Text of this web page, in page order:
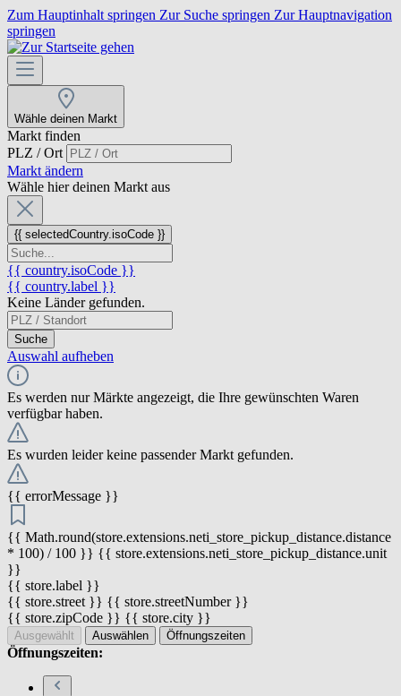
Zum Hauptinhalt springen Zur Suche springen Zur Hauptnavigation
springen
Wähle deinen Markt
Markt finden
PLZ / Ort
Markt ändern
Wähle hier deinen Markt aus
{{ selectedCountry.isoCode }}
{{ country.isoCode }}
{{ country.label }}
Keine Länder gefunden.
Suche
Auswahl aufheben
Es werden nur Märkte angezeigt, die Ihre gewünschten Waren
verfügbar haben.
Es wurden leider keine passender Markt gefunden.
{{ errorMessage }}
{{ Math.round(store.extensions.neti_store_pickup_distance.distance
* 100) / 100 }} {{ store.extensions.neti_store_pickup_distance.unit
}}
{{ store.label }}
{{ store.street }} {{ store.streetNumber }}
{{ store.zipCode }} {{ store.city }}
Ausgewählt Auswählen Öffnungszeiten
Öffnungszeiten: